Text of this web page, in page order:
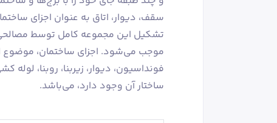
سقف، دیوار، اتاق به عنوان اجزای
تشکیل این مجموعه کامل توسط مصالحی
موجب می‌شود. اجزای ساختمان،
فونداسیون، دیوار، زیربنا، روبنا،
ساختار آن وجود دارد، می‌باشد.